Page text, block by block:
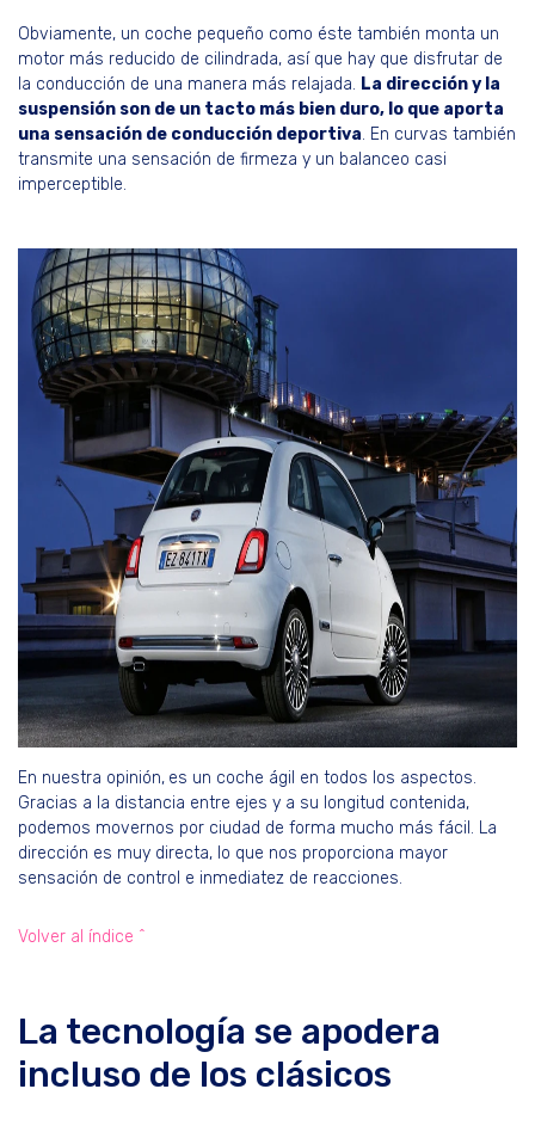
Obviamente, un coche pequeño como éste también monta un
motor más reducido de cilindrada, así que hay que disfrutar de
la conducción de una manera más relajada. La dirección y la
suspensión son de un tacto más bien duro, lo que aporta
una sensación de conducción deportiva. En curvas también
transmite una sensación de firmeza y un balanceo casi
imperceptible.
En nuestra opinión, es un coche ágil en todos los aspectos.
Gracias a la distancia entre ejes y a su longitud contenida,
podemos movernos por ciudad de forma mucho más fácil. La
dirección es muy directa, lo que nos proporciona mayor
sensación de control e inmediatez de reacciones.
Volver al índice ^
La tecnología se apodera
incluso de los clásicos